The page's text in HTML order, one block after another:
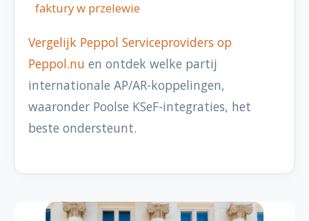
faktury w przelewie
Vergelijk Peppol Serviceproviders op
Peppol.nu en ontdek welke partij
internationale AP/AR-koppelingen,
waaronder Poolse KSeF-integraties, het
beste ondersteunt.